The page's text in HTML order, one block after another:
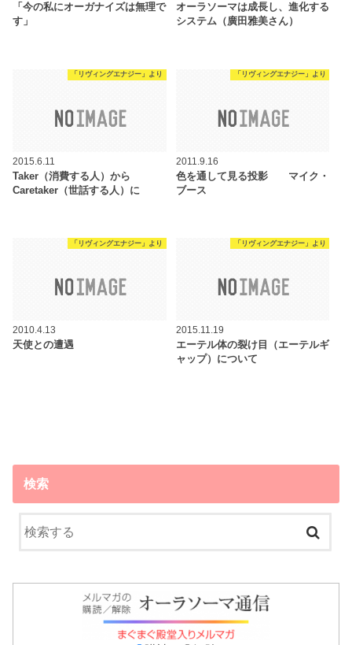
「今の私にオーガナイズは無理で
す」
オーラソーマは成長し、進化する
システム（廣田雅美さん）
「リヴィングエナジー」より
2015.6.11
Taker（消費する人）から
Caretaker（世話する人）に
「リヴィングエナジー」より
2011.9.16
色を通して見る投影 マイク・
ブース
「リヴィングエナジー」より
2010.4.13
天使との遭遇
「リヴィングエナジー」より
2015.11.19
エーテル体の裂け目（エーテルギ
ャップ）について
検索